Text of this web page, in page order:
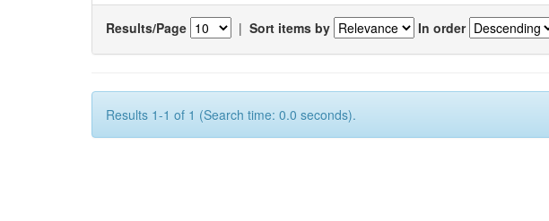
Results/Page | Sort items by In order
Results 1-1 of 1 (Search time: 0.0 seconds).